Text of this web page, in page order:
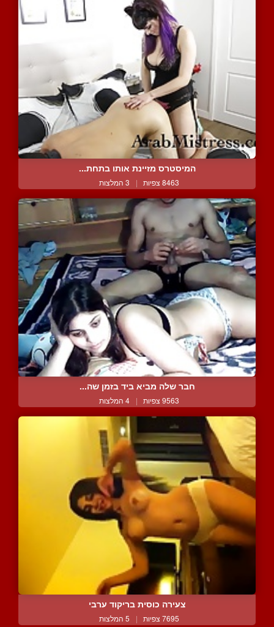
המיסטרס מזיינת אותו בתחת...
8463 צפיות | 3 המלצות
חבר שלה מביא ביד בזמן שה...
9563 צפיות | 4 המלצות
צעירה כוסית בריקוד ערבי
7695 צפיות | 5 המלצות